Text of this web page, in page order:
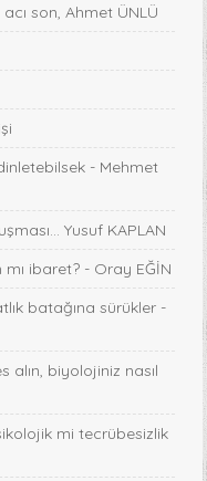
son, Ahmet ÜNLÜ
- Mehmet
Yusuf KAPLAN
ibaret? - Oray EĞİN
batağına sürükler -
alın, biyolojiniz nasıl
mi tecrübesizlik